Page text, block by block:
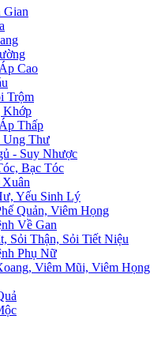
Gian
Cao
Trộm
Thấp
Thư
- Suy Nhược
Bạc Tóc
Yếu Sinh Lý
Quản, Viêm Họng
Về Gan
Sỏi Thận, Sỏi Tiết Niệu
Phụ Nữ
Viêm Mũi, Viêm Họng